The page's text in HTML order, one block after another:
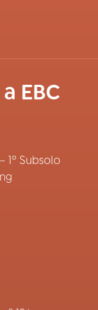
EBC
1º Subsolo